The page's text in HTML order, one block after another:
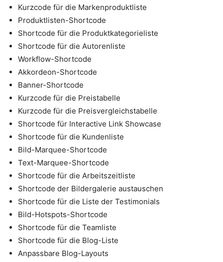
Kurzcode für die Markenproduktliste
Produktlisten-Shortcode
Shortcode für die Produktkategorieliste
Shortcode für die Autorenliste
Workflow-Shortcode
Akkordeon-Shortcode
Banner-Shortcode
Kurzcode für die Preistabelle
Kurzcode für die Preisvergleichstabelle
Shortcode für Interactive Link Showcase
Shortcode für die Kundenliste
Bild-Marquee-Shortcode
Text-Marquee-Shortcode
Shortcode für die Arbeitszeitliste
Shortcode der Bildergalerie austauschen
Shortcode für die Liste der Testimonials
Bild-Hotspots-Shortcode
Shortcode für die Teamliste
Shortcode für die Blog-Liste
Anpassbare Blog-Layouts